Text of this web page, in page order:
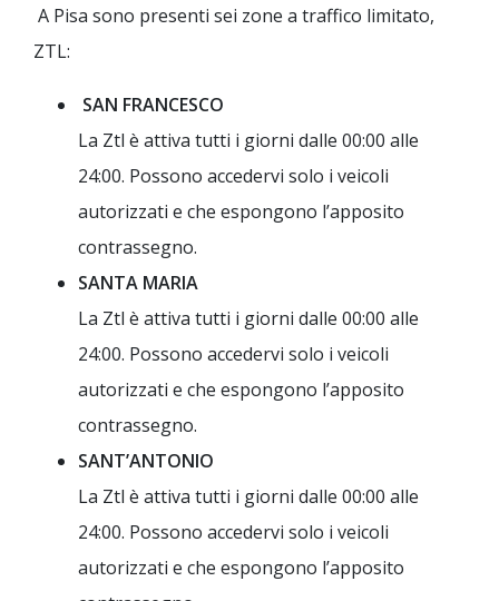
A Pisa sono presenti sei zone a traffico limitato,
ZTL:
SAN FRANCESCO
La Ztl è attiva tutti i giorni dalle 00:00 alle
24:00. Possono accedervi solo i veicoli
autorizzati e che espongono l’apposito
contrassegno.
SANTA MARIA
La Ztl è attiva tutti i giorni dalle 00:00 alle
24:00. Possono accedervi solo i veicoli
autorizzati e che espongono l’apposito
contrassegno.
SANT’ANTONIO
La Ztl è attiva tutti i giorni dalle 00:00 alle
24:00. Possono accedervi solo i veicoli
autorizzati e che espongono l’apposito